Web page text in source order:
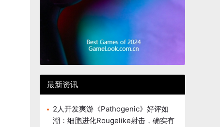
最新资讯
2人开发爽游《Pathogenic》好评如
潮：细胞进化Rougelike射击，确实有